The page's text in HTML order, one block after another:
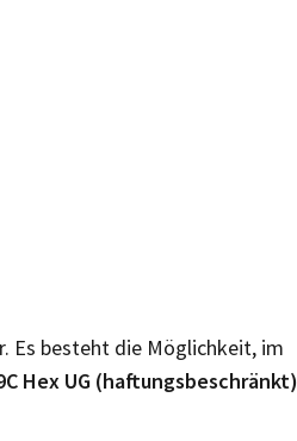
Es besteht die Möglichkeit, im
Hex UG (haftungsbeschränkt)